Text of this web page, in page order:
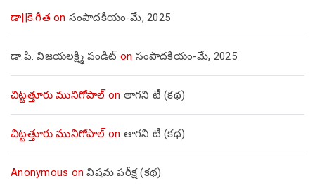
డా||కె.గీత on సంపాదకీయం-మే, 2025
డా.పి. విజయలక్ష్మి పండిట్ on సంపాదకీయం-మే, 2025
చిట్టత్తూరు మునిగోపాల్on తాగని టీ (కథ)
చిట్టత్తూరు మునిగోపాల్on తాగని టీ (కథ)
Anonymous onవిషమ పరీక్ష (క‌థ‌)